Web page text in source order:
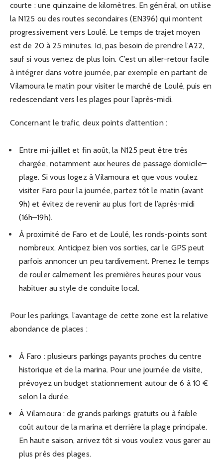
courte : une quinzaine de kilomètres. En général, on utilise
la N125 ou des routes secondaires (EN396) qui montent
progressivement vers Loulé. Le temps de trajet moyen
est de 20 à 25 minutes. Ici, pas besoin de prendre l’A22,
sauf si vous venez de plus loin. C’est un aller-retour facile
à intégrer dans votre journée, par exemple en partant de
Vilamoura le matin pour visiter le marché de Loulé, puis en
redescendant vers les plages pour l’après-midi.
Concernant le trafic, deux points d’attention :
Entre mi-juillet et fin août, la N125 peut être très
chargée, notamment aux heures de passage domicile–
plage. Si vous logez à Vilamoura et que vous voulez
visiter Faro pour la journée, partez tôt le matin (avant
9h) et évitez de revenir au plus fort de l’après-midi
(16h–19h).
À proximité de Faro et de Loulé, les ronds-points sont
nombreux. Anticipez bien vos sorties, car le GPS peut
parfois annoncer un peu tardivement. Prenez le temps
de rouler calmement les premières heures pour vous
habituer au style de conduite local.
Pour les parkings, l’avantage de cette zone est la relative
abondance de places :
À Faro : plusieurs parkings payants proches du centre
historique et de la marina. Pour une journée de visite,
prévoyez un budget stationnement autour de 6 à 10 €
selon la durée.
À Vilamoura : de grands parkings gratuits ou à faible
coût autour de la marina et derrière la plage principale.
En haute saison, arrivez tôt si vous voulez vous garer au
plus près des plages.